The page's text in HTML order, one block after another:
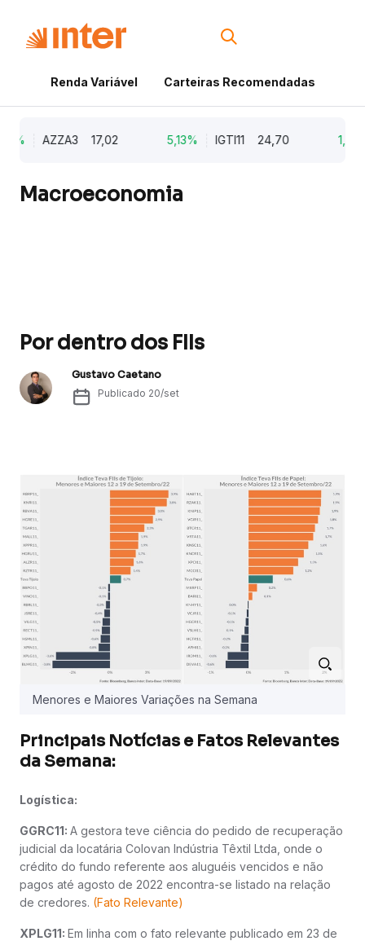
Renda Variável Carteiras Recomendadas
AZZA3 17,02 5,13% IGTI11 24,70 1,77%
Macroeconomia
Por dentro dos FIIs
Gustavo Caetano
Publicado 20/set
Menores e Maiores Variações na Semana
Principais Notícias e Fatos Relevantes
da Semana:
Logística:
GGRC11: A gestora teve ciência do pedido de recuperação
judicial da locatária Colovan Indústria Têxtil Ltda, onde o
crédito do fundo referente aos aluguéis vencidos e não
pagos até agosto de 2022 encontra-se listado na relação
de credores. (Fato Relevante)
XPLG11: Em linha com o fato relevante publicado em 23 de